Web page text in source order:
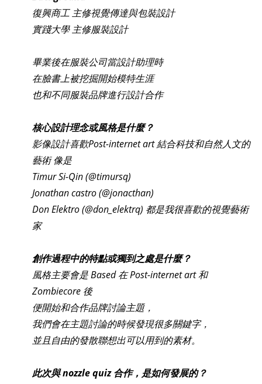
復興商工 主修視覺傳達與包裝設計
實踐大學 主修服裝設計
畢業後在服裝公司當設計助理時
在臉書上被挖掘開始模特生涯
也和不同服裝品牌進行設計合作
核心設計理念或風格是什麼？
影像設計喜歡Post-internet art 結合科技和自然人文的
藝術 像是
Timur Si-Qin (@timursq)
Jonathan castro (@jonacthan)
Don Elektro (@don_elektrq) 都是我很喜歡的視覺藝術
家
創作過程中的特點或獨到之處是什麼？
風格主要會是 Based 在 Post-internet art 和
Zombiecore 後
便開始和合作品牌討論主題，
我們會在主題討論的時候發現很多關鍵字，
並且自由的發散聯想出可以用到的素材。
此次與 nozzle quiz 合作，是如何發展的？